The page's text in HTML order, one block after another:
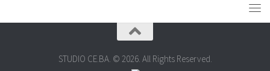
STUDIO CE.BA. © 2026. All Rights Reserved.